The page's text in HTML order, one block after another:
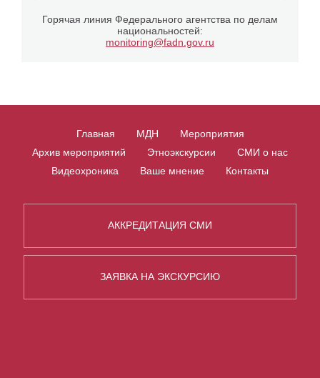
Горячая линия Федерального агентства по делам
национальностей:
monitoring@fadn.gov.ru
Главная МДН
Мероприятия
Архив мероприятий
Этноэкскурсии
СМИ о нас
Видеохроника
Ваше мнение Контакты
АККРЕДИТАЦИЯ СМИ
ЗАЯВКА НА ЭКСКУРСИЮ